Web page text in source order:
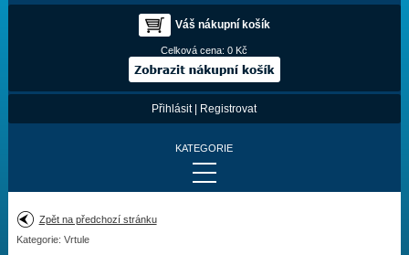
Váš nákupní košík
Celková cena:0 Kč
Přihlásit| Registrovat
KATEGORIE
Provedení:
Zpět na předchozí stránku
Kategorie: Vrtule